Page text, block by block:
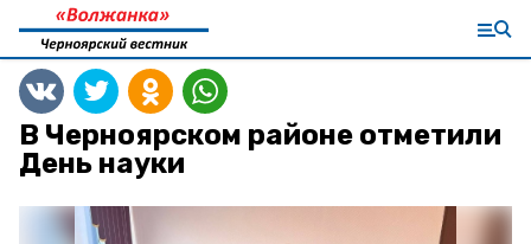
В Черноярском районе отметили
День науки